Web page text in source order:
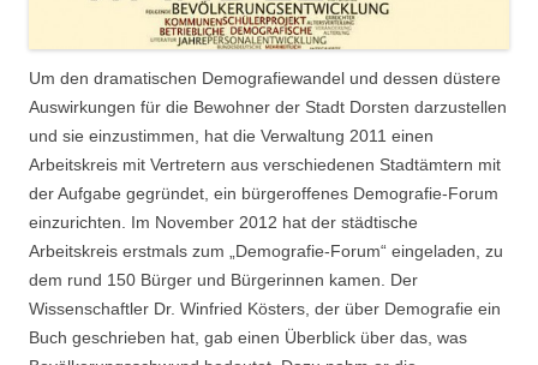
Um den dramatischen Demografiewandel und dessen düstere
Auswirkungen für die Bewohner der Stadt Dorsten darzustellen
und sie einzustimmen, hat die Verwaltung 2011 einen
Arbeitskreis mit Vertretern aus verschiedenen Stadtämtern mit
der Aufgabe gegründet, ein bürgeroffenes Demografie-Forum
einzurichten. Im November 2012 hat der städtische
Arbeitskreis erstmals zum „Demografie-Forum“ eingeladen, zu
dem rund 150 Bürger und Bürgerinnen kamen. Der
Wissenschaftler Dr. Winfried Kösters, der über Demografie ein
Buch geschrieben hat, gab einen Überblick über das, was